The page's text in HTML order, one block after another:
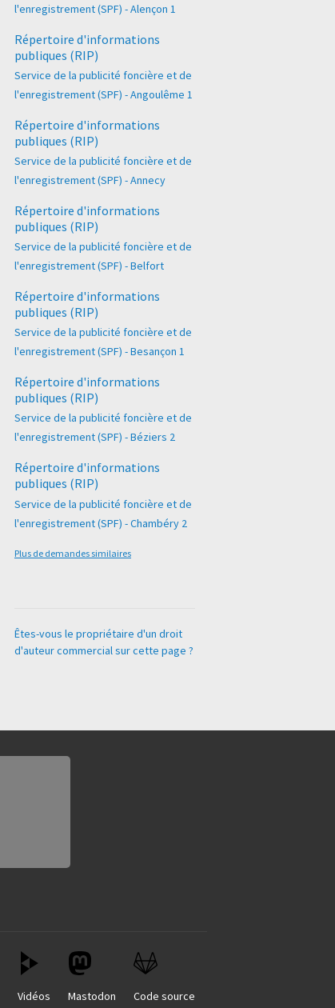
l'enregistrement (SPF) - Alençon 1
Répertoire d'informations
publiques (RIP)
Service de la publicité foncière et de
l'enregistrement (SPF) - Angoulême 1
Répertoire d'informations
publiques (RIP)
Service de la publicité foncière et de
l'enregistrement (SPF) - Annecy
Répertoire d'informations
publiques (RIP)
Service de la publicité foncière et de
l'enregistrement (SPF) - Belfort
Répertoire d'informations
publiques (RIP)
Service de la publicité foncière et de
l'enregistrement (SPF) - Besançon 1
Répertoire d'informations
publiques (RIP)
Service de la publicité foncière et de
l'enregistrement (SPF) - Béziers 2
Répertoire d'informations
publiques (RIP)
Service de la publicité foncière et de
l'enregistrement (SPF) - Chambéry 2
Plus de demandes similaires
Êtes-vous le propriétaire d'un droit
d'auteur commercial sur cette page ?
Code source
Mastodon
Vidéos